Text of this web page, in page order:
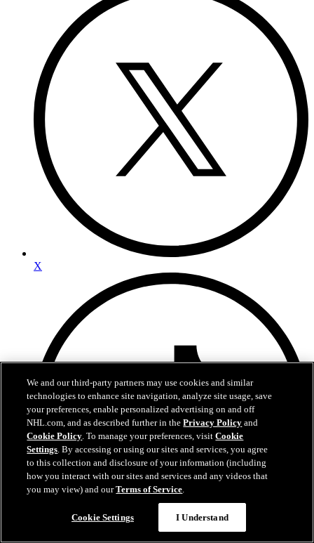
X
We and our third-party partners may use cookies and similar
technologies to enhance site navigation, analyze site usage, save
your preferences, enable personalized advertising on and off
NHL.com, and as described further in thePrivacy Policy and
Cookie Policy. To manage your preferences, visitCookie
Settings. By accessing or using our sites and services, you agree
to this collection and disclosure of your information (including
how you interact with our sites and services and any videos that
you may view) and ourTerms of Service.
Cookie Settings I Understand